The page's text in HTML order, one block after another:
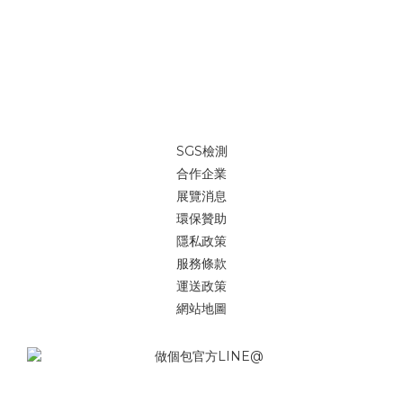
SGS檢測
合作企業
展覽消息
環保贊助
隱私政策
服務條款
運送政策
網站地圖